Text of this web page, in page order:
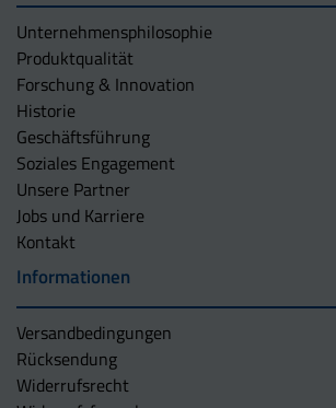
Unternehmens­philosophie
Produktqualität
Forschung & Innovation
Historie
Geschäftsführung
Soziales Engagement
Unsere Partner
Jobs und Karriere
Kontakt
Informationen
Versandbedingungen
Rücksendung
Widerrufsrecht